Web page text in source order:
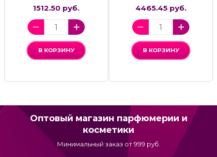
1512.50 руб.
В КОРЗИНУ
4465.45 руб.
В КОРЗИНУ
Оптовый магазин парфюмерии и
косметики
Минимальный заказ от 999 руб.